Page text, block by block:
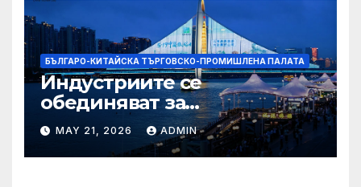
БЪЛГАРО-КИТАЙСКА ТЪРГОВСКО-ПРОМИШЛЕНА ПАЛАТА
Индустриите се
обединяват за
висококачествен растеж на
културния и
туристическия сектор
MAY 21, 2026 ADMIN